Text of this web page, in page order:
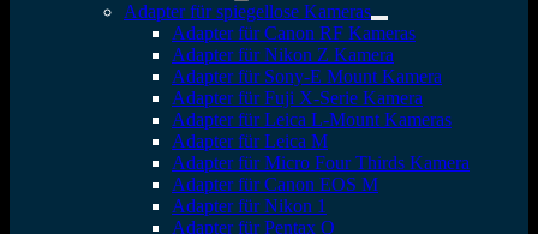
Adapter für spiegellose Kameras
Adapter für Canon RF Kameras
Adapter für Nikon Z Kamera
Adapter für Sony-E Mount Kamera
Adapter für Fuji X-Serie Kamera
Adapter für Leica L-Mount Kameras
Adapter für Leica M
Adapter für Micro Four Thirds Kamera
Adapter für Canon EOS M
Adapter für Nikon 1
Adapter für Pentax Q